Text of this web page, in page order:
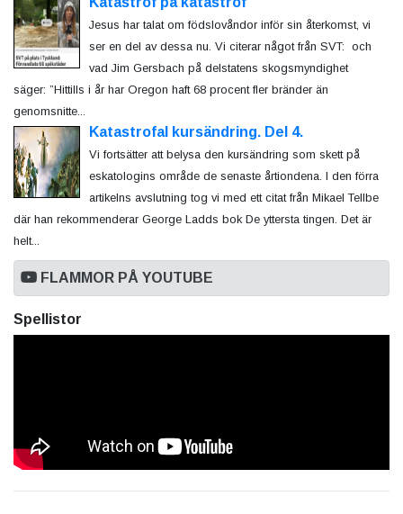
Jesus har talat om födslovåndor inför sin återkomst, vi
ser en del av dessa nu. Vi citerar något från SVT: och
vad Jim Gersbach på delstatens skogsmyndighet
säger: ”Hittills i år har Oregon haft 68 procent fler bränder än
genomsnitte...
Katastrofal kursändring. Del 4.
Vi fortsätter att belysa den kursändring som skett på
eskatologins område de senaste årtiondena. I den förra
artikelns avslutning tog vi med ett citat från Mikael Tellbe
där han rekommenderar George Ladds bok De yttersta tingen. Det är
helt...
FLAMMOR PÅ YOUTUBE
Spellistor